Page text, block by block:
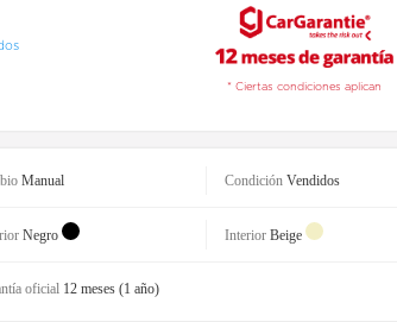
* Ciertas condiciones aplican
Manual Condición Vendidos
Negro Interior Beige
oficial 12 meses (1 año)